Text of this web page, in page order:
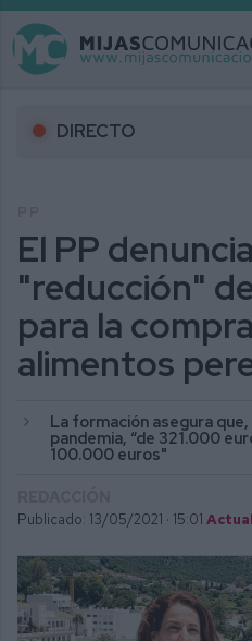
DIRECTO
El PP
"reducción"
para la
alimentos
La formación asegura
pandemia, “de 321.000
100.000 euros"
Publicado: 13/05/2021 · 15:01